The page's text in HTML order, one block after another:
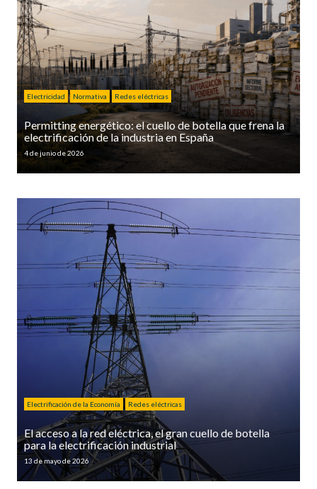
Electricidad Normativa Redes eléctricas
Permitting energético: el cuello de botella que frena la
electrificación de la industria en España
4 de junio de 2026
Electrificación de la Economía Redes eléctricas
El acceso a la red eléctrica, el gran cuello de botella
para la electrificación industrial
13 de mayo de 2026